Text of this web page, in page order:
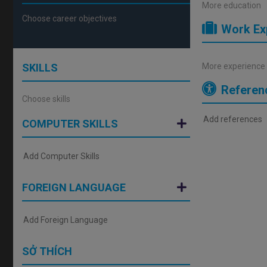
SKILLS
COMPUTER SKILLS
FOREIGN LANGUAGE
SỞ THÍCH
More education
Work
More experience